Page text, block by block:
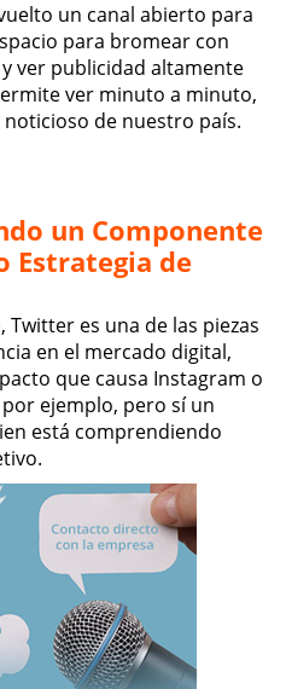
un canal abierto para
para bromear con
ver publicidad altamente
ver minuto a minuto,
de nuestro país.
un Componente
Estrategia de
es una de las piezas
en el mercado digital,
que causa Instagram o
ejemplo, pero sí un
está comprendiendo